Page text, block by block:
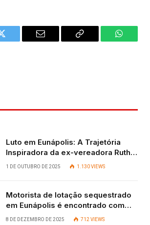
Twitter Email
Copy
Luto em Eunápolis: A Trajetória
Inspiradora da ex-vereadora Ruth
Contadora
1 DE OUTUBRO DE 2025 1.130VIEWS
Motorista de lotação sequestrado
em Eunápolis é encontrado com
vida após quatro dias.
8 DE DEZEMBRO DE 2025 712 VIEWS